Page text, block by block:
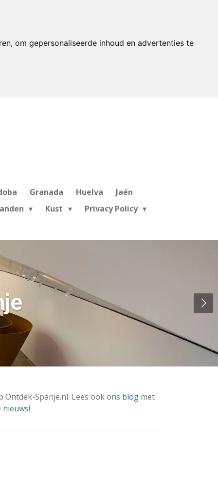
om gepersonaliseerde inhoud en advertenties te
Granada Huelva
Jaén
Kust Privacy Policy
Ontdek-Spanje.nl. Lees ook ons blog met
nieuws!